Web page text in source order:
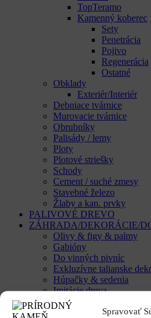
Spravovať
TopTeramo
Kamenný koberec
Sety
Penetrácia
Pojivo
Regenerácia
Ostatné
Obklady
Exteriér/Interiér
Debniace tvárnice
Murovacie tvárnice
Obrubníky
Palisády / lemy
Ploty
Plotové striešky
Schody
Cement / suché zmesy
Stavebné železo
Žlaby a kan. prvky
PALIVOVÉ DREVO
ZÁHRADA/DEKORÁCIE/
Olivy & figy & palmy
Gabióny
Do vinných pivníc
Exkluzívne talianske
Húpačky & sedenia
Imitácie dreva
Mestký mobiliár
Krby & ohniská